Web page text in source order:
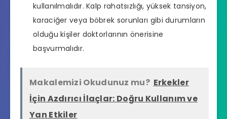
kullanılmalıdır. Kalp rahatsızlığı, yüksek tansiyon,
karaciğer veya böbrek sorunları gibi durumların
olduğu kişiler doktorlarının önerisine
başvurmalıdır.
Makalemizi Okudunuz mu? Erkekler
İçin Azdırıcı İlaçlar: Doğru Kullanım ve
Yan Etkiler